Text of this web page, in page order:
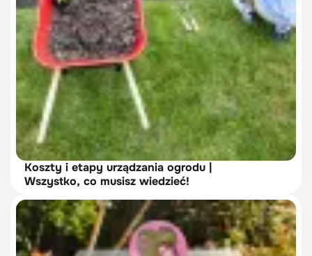
Koszty i etapy urządzania ogrodu |
Wszystko, co musisz wiedzieć!